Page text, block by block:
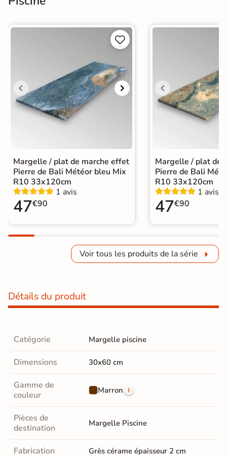


Margelle / plat de marche effet
Pierre de Bali Météor bleu Mix
R10 33x120cm
1 avis
47€90
Margelle / plat de
Pierre de Bali
R10 33x120cm
1 avis
47€90
Voir tous les produits de la série
Détails du produit
Catégorie Margelle piscine
Dimensions 30x60 cm
Gamme de
couleur
Marron
Pièces de
destination
Margelle Piscine
Fabrication Grès cérame épaisseur 2 cm